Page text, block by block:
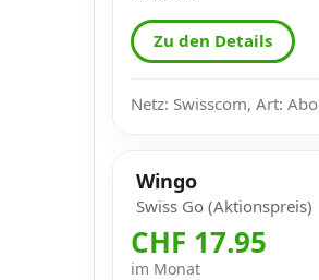
Zu den Details
Netz: Swisscom, Art: Abo
Wingo
Swiss Go (Aktionspreis)
CHF 17.95
im Monat